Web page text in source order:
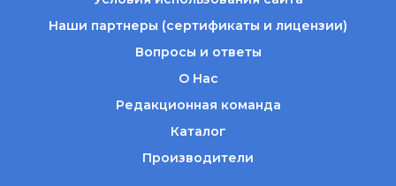
Наши партнеры (сертификаты и лицензии)
Вопросы и ответы
О Нас
Редакционная команда
Каталог
Производители